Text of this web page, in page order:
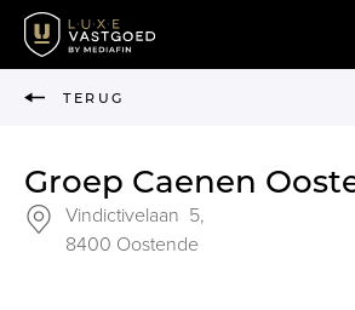
TERUG
Groep Caenen
Vindictivelaan 5,
8400 Oostende